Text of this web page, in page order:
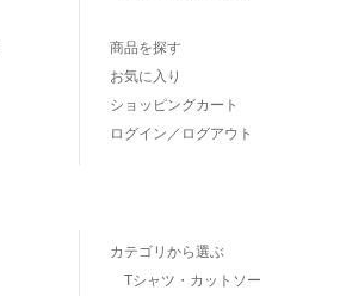
商品を探す
お気に入り
ショッピングカート
ログイン／ログアウト
カテゴリから選ぶ
Tシャツ・カットソー